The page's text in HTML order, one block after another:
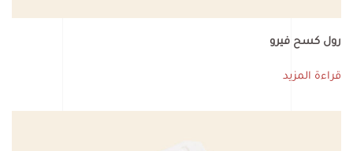
رول كسح فيرو
قراءة المزيد